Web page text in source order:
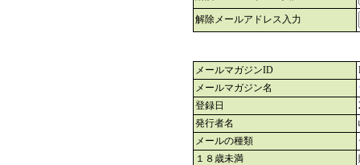
解除メールアドレス入力
メールマガジンID
メールマガジン名
登録日
発行者名
メールの種類
１８歳未満